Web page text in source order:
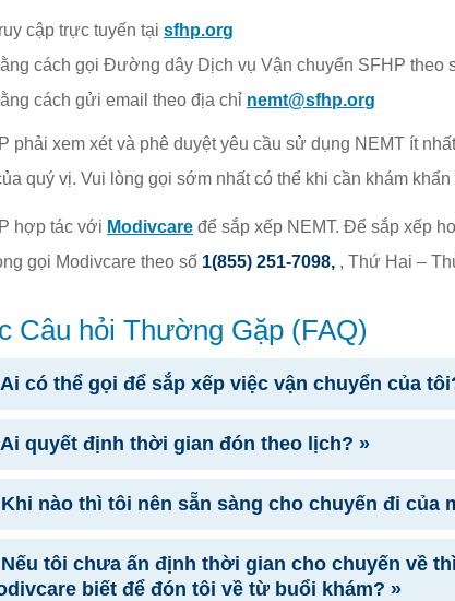
cập trực tuyến tạisfhp.org
cách gọi Đường dây Dịch vụ Vận chuyển SFHP theo
cách gửi email theo địa chỉ nemt@sfhp.org
phải xem xét và phê duyệt yêu cầu sử dụng NEMT ít
quý vị. Vui lòng gọi sớm nhất có thể khi cần khám khẩn
hợp tác với Modivcare để sắp xếp NEMT. Để sắp xếp
gọi Modivcare theo số 1(855) 251-7098, , Thứ Hai –
Câu hỏi Thường Gặp (FAQ)
có thể gọi để sắp xếp việc vận chuyển của
quyết định thời gian đón theo lịch? »
nào thì tôi nên sẵn sàng cho chuyến đi của
tôi chưa ấn định thời gian cho chuyến về
biết để đón tôi về từ buổi khám? »